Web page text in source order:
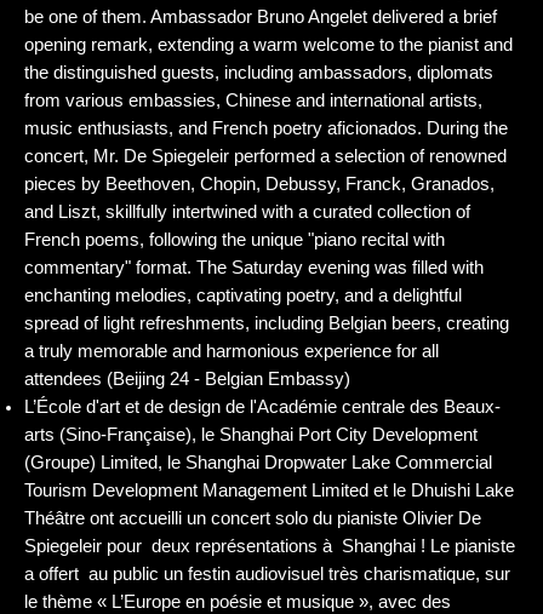
be one of them. Ambassador Bruno Angelet delivered a brief
opening remark, extending a warm welcome to the pianist and
the distinguished guests, including ambassadors, diplomats
from various embassies, Chinese and international artists,
music enthusiasts, and French poetry aficionados. During the
concert, Mr. De Spiegeleir performed a selection of renowned
pieces by Beethoven, Chopin, Debussy, Franck, Granados,
and Liszt, skillfully intertwined with a curated collection of
French poems, following the unique "piano recital with
commentary" format. The Saturday evening was filled with
enchanting melodies, captivating poetry, and a delightful
spread of light refreshments, including Belgian beers, creating
a truly memorable and harmonious experience for all
attendees (Beijing 24 - Belgian Embassy)
L’École d'art et de design de l'Académie centrale des Beaux-
arts (Sino-Française), le Shanghai Port City Development
(Groupe) Limited, le Shanghai Dropwater Lake Commercial
Tourism Development Management Limited et le Dhuishi Lake
Théâtre ont accueilli un concert solo du pianiste Olivier De
Spiegeleir pour deux représentations à Shanghai ! Le pianiste
a offert au public un festin audiovisuel très charismatique, sur
le thème « L’Europe en poésie et musique », avec des